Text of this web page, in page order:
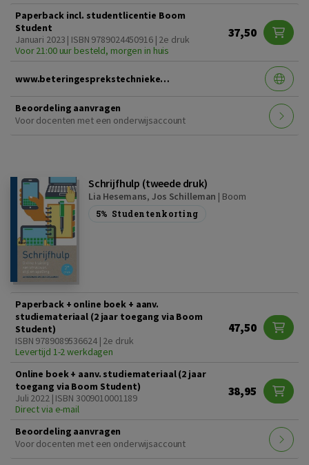
Paperback incl. studentlicentie Boom
Student
Januari 2023 | ISBN 9789024450916 | 2e druk
Voor 21:00 uur besteld, morgen in huis
37,50
www.beteringesprekstechnieken2edruk.nl
Beoordeling aanvragen
Voor docenten met een onderwijsaccount
Schrijfhulp (tweede druk)
Lia Hesemans,Jos Schilleman | Boom
5% Studentenkorting
Paperback + online boek + aanv.
studiemateriaal (2 jaar toegang via Boom
Student)
ISBN 9789089536624 | 2e druk
Levertijd 1-2 werkdagen
47,50
Online boek + aanv. studiemateriaal (2 jaar
toegang via Boom Student)
Juli 2022 | ISBN 3009010001189
Direct via e-mail
38,95
Beoordeling aanvragen
Voor docenten met een onderwijsaccount